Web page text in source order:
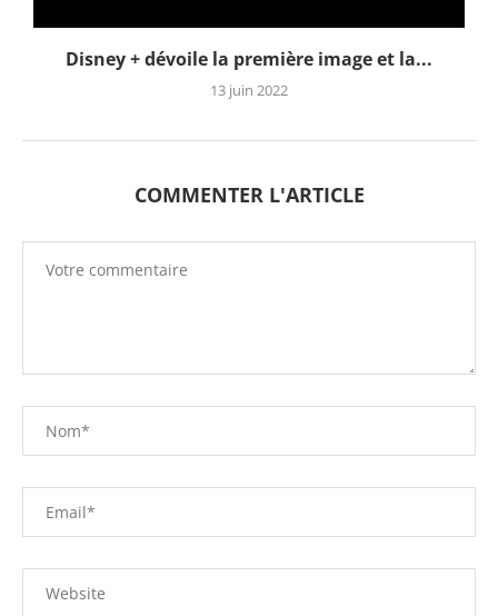
Disney + dévoile la première image et la...
13 juin 2022
COMMENTER L'ARTICLE